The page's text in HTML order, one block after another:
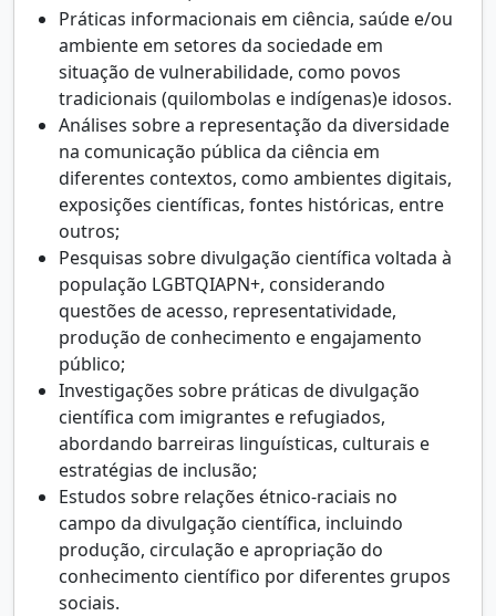
Práticas informacionais em ciência, saúde e/ou
ambiente em setores da sociedade em
situação de vulnerabilidade, como povos
tradicionais (quilombolas e indígenas)e idosos.
Análises sobre a representação da diversidade
na comunicação pública da ciência em
diferentes contextos, como ambientes digitais,
exposições científicas, fontes históricas, entre
outros;
Pesquisas sobre divulgação científica voltada à
população LGBTQIAPN+, considerando
questões de acesso, representatividade,
produção de conhecimento e engajamento
público;
Investigações sobre práticas de divulgação
científica com imigrantes e refugiados,
abordando barreiras linguísticas, culturais e
estratégias de inclusão;
Estudos sobre relações étnico-raciais no
campo da divulgação científica, incluindo
produção, circulação e apropriação do
conhecimento científico por diferentes grupos
sociais.